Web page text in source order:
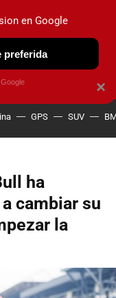
OBSERVATORIO
GPS SUV
ha
cambiar su
la
×
en Google
preferida